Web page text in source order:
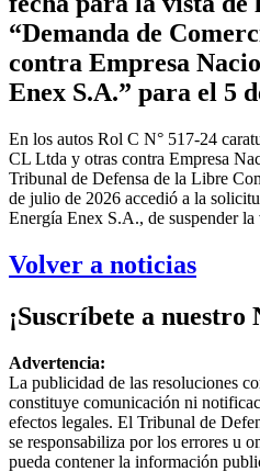
“Demanda de
contra Empresa
Enex S.A.” para el 5
En los autos Rol C N° 517-24
CL Ltda y otras contra Empresa
Tribunal de Defensa de la Libre
de julio de 2026 accedió a la
Energía Enex S.A., de suspender
Volver a noticias
¡Suscríbete a nuestro
Advertencia:
La publicidad de las resoluciones
constituye comunicación ni
efectos legales. El Tribunal de
se responsabiliza por los errores u
pueda contener la información